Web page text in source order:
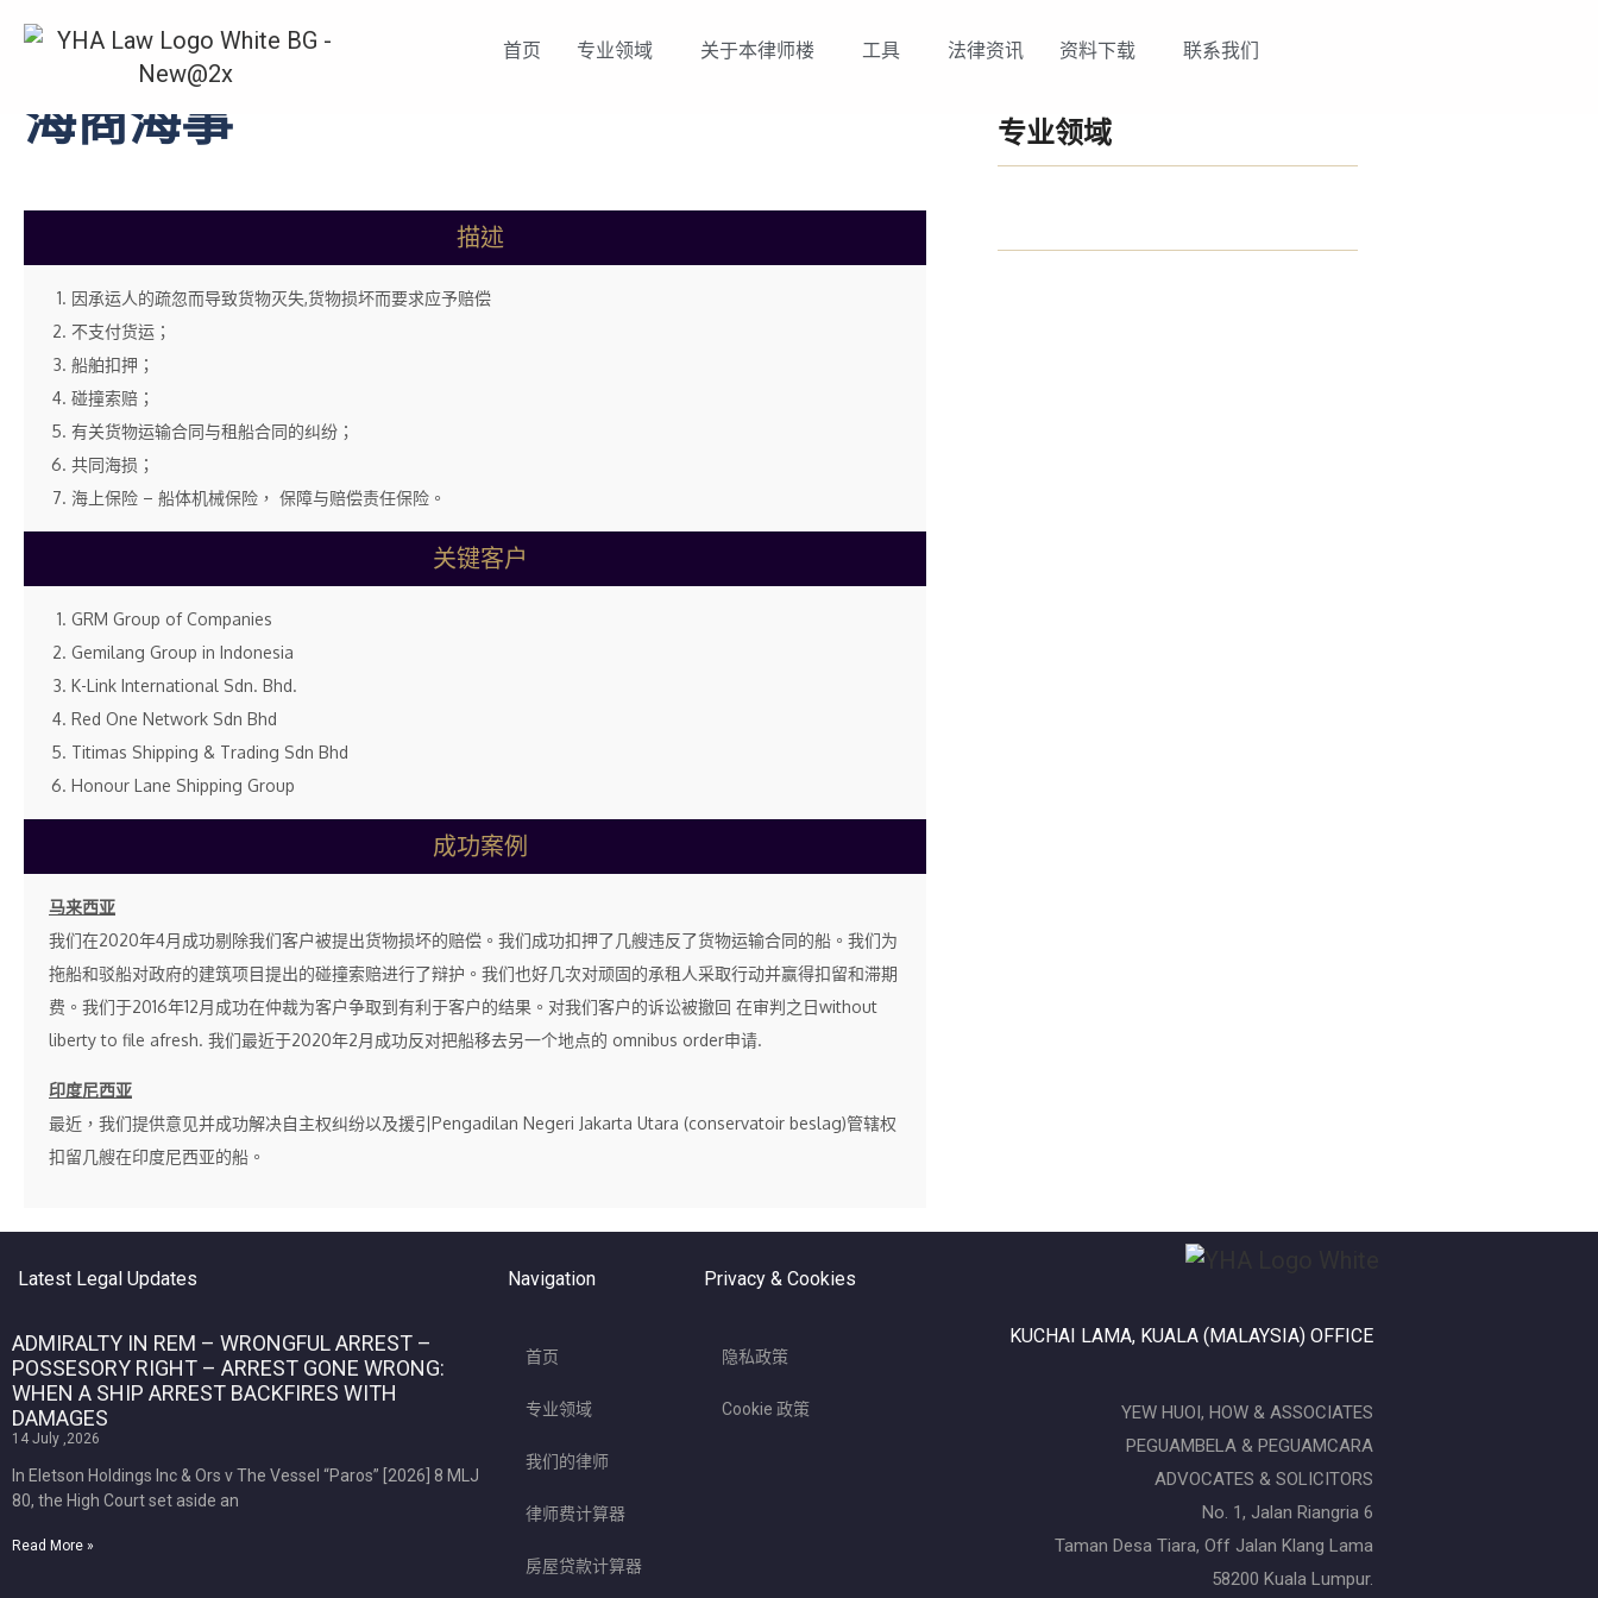
首页 专业领域 关于本律师楼 工具 法律资讯 资料下载 联系我们
海商海事
描述
因承运人的疏忽而导致货物灭失,货物损坏而要求应予赔偿
不支付货运；
船舶扣押；
碰撞索赔；
有关货物运输合同与租船合同的纠纷；
共同海损；
海上保险 – 船体机械保险， 保障与赔偿责任保险。
关键客户
GRM Group of Companies
Gemilang Group in Indonesia
K-Link International Sdn. Bhd.
Red One Network Sdn Bhd
Titimas Shipping & Trading Sdn Bhd
Honour Lane Shipping Group
成功案例
马来西亚
我们在2020年4月成功剔除我们客户被提出货物损坏的赔偿。我们成功扣押了几艘违反了货物运输合同的船。我们为
拖船和驳船对政府的建筑项目提出的碰撞索赔进行了辩护。我们也好几次对顽固的承租人采取行动并赢得扣留和滞期
费。我们于2016年12月成功在仲裁为客户争取到有利于客户的结果。对我们客户的诉讼被撤回 在审判之日without
liberty to file afresh. 我们最近于2020年2月成功反对把船移去另一个地点的 omnibus order申请.
印度尼西亚
最近，我们提供意见并成功解决自主权纠纷以及援引Pengadilan Negeri Jakarta Utara (conservatoir beslag)管辖权
扣留几艘在印度尼西亚的船。
专业领域
Latest Legal Updates
ADMIRALTY IN REM – WRONGFUL ARREST –
POSSESORY RIGHT – ARREST GONE WRONG:
WHEN A SHIP ARREST BACKFIRES WITH
DAMAGES
14 July ,2026
In Eletson Holdings Inc & Ors v The Vessel “Paros” [2026] 8 MLJ
80, the High Court set aside an
Read More »
Navigation
首页
专业领域
我们的律师
律师费计算器
房屋贷款计算器
Privacy & Cookies
隐私政策
Cookie 政策
KUCHAI LAMA, KUALA (MALAYSIA) OFFICE
YEW HUOI, HOW & ASSOCIATES
PEGUAMBELA & PEGUAMCARA
ADVOCATES & SOLICITORS
No. 1, Jalan Riangria 6
Taman Desa Tiara, Off Jalan Klang Lama
58200 Kuala Lumpur.